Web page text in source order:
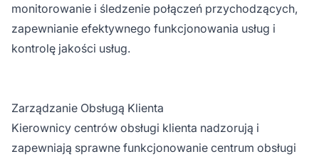
monitorowanie i śledzenie połączeń przychodzących,
zapewnianie efektywnego funkcjonowania usług i
kontrolę jakości usług.
Zarządzanie Obsługą Klienta
Kierownicy centrów obsługi klienta nadzorują i
zapewniają sprawne funkcjonowanie centrum obsługi